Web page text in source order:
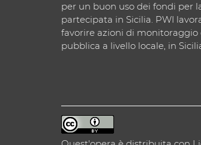
per un buon uso dei fondi per
partecipata in Sicilia. PWI
favorire azioni di monitoraggio
pubblica a livello locale, in